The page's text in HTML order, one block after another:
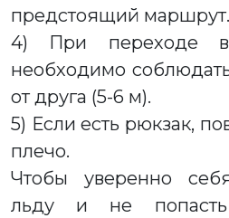
предстоящий маршрут.
4) При переходе
необходимо
от друга (5-6 м).
5) Если есть рюкзак,
плечо.
Чтобы уверенно
льду и не